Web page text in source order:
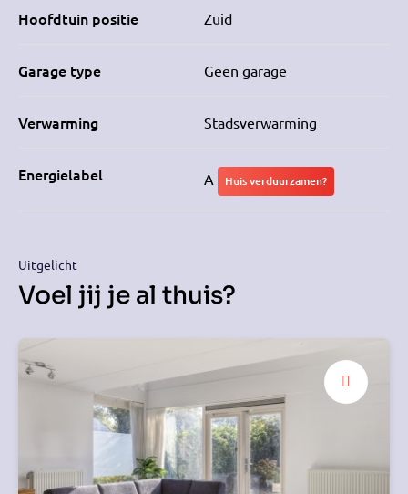
Hoofdtuin positie Zuid
Garage type Geen garage
Verwarming Stadsverwarming
Energielabel A Huis verduurzamen?
Uitgelicht
Voel jij je al thuis?